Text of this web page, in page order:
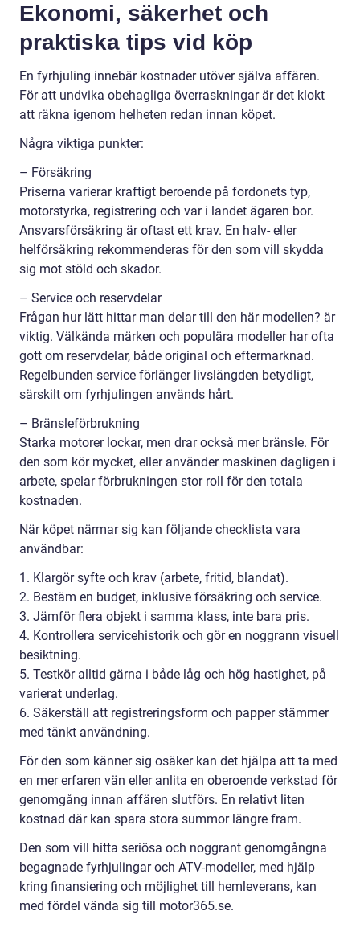
Ekonomi, säkerhet och
praktiska tips vid köp
En fyrhjuling innebär kostnader utöver själva affären.
För att undvika obehagliga överraskningar är det klokt
att räkna igenom helheten redan innan köpet.
Några viktiga punkter:
– Försäkring
Priserna varierar kraftigt beroende på fordonets typ,
motorstyrka, registrering och var i landet ägaren bor.
Ansvarsförsäkring är oftast ett krav. En halv- eller
helförsäkring rekommenderas för den som vill skydda
sig mot stöld och skador.
– Service och reservdelar
Frågan hur lätt hittar man delar till den här modellen? är
viktig. Välkända märken och populära modeller har ofta
gott om reservdelar, både original och eftermarknad.
Regelbunden service förlänger livslängden betydligt,
särskilt om fyrhjulingen används hårt.
– Bränsleförbrukning
Starka motorer lockar, men drar också mer bränsle. För
den som kör mycket, eller använder maskinen dagligen i
arbete, spelar förbrukningen stor roll för den totala
kostnaden.
När köpet närmar sig kan följande checklista vara
användbar:
1. Klargör syfte och krav (arbete, fritid, blandat).
2. Bestäm en budget, inklusive försäkring och service.
3. Jämför flera objekt i samma klass, inte bara pris.
4. Kontrollera servicehistorik och gör en noggrann visuell
besiktning.
5. Testkör alltid gärna i både låg och hög hastighet, på
varierat underlag.
6. Säkerställ att registreringsform och papper stämmer
med tänkt användning.
För den som känner sig osäker kan det hjälpa att ta med
en mer erfaren vän eller anlita en oberoende verkstad för
genomgång innan affären slutförs. En relativt liten
kostnad där kan spara stora summor längre fram.
Den som vill hitta seriösa och noggrant genomgångna
begagnade fyrhjulingar och ATV-modeller, med hjälp
kring finansiering och möjlighet till hemleverans, kan
med fördel vända sig till motor365.se.